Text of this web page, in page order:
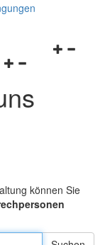
Navigationsmenü
und
schließen
können Sie